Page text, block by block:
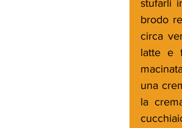
stufarli
brodo
circa
latte e
una
la